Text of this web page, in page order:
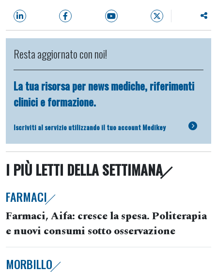
Resta aggiornato con noi!
La tua risorsa per news mediche, riferimenti
clinici e formazione.
Iscriviti al servizio utilizzando il tuo account Medikey
I PIÙ LETTI DELLA SETTIMANA
FARMACI
Farmaci, Aifa: cresce la spesa. Politerapia
e nuovi consumi sotto osservazione
MORBILLO